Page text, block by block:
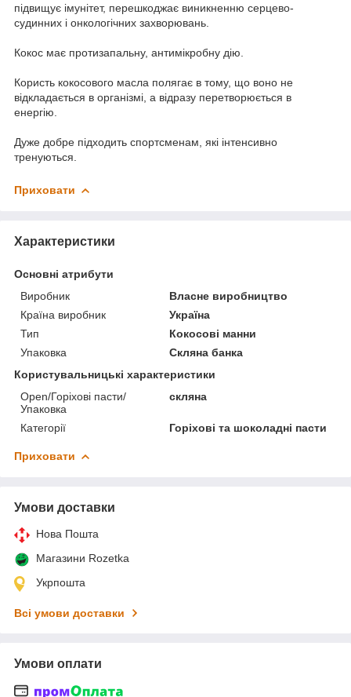
підвищує імунітет, перешкоджає виникненню серцево-
судинних і онкологічних захворювань.
Кокос має протизапальну, антимікробну дію.
Користь кокосового масла полягає в тому, що воно не
відкладається в організмі, а відразу перетворюється в
енергію.
Дуже добре підходить спортсменам, які інтенсивно
тренуються.
Приховати
Характеристики
Основні атрибути
Виробник
Власне виробництво
Країна виробник
Україна
Тип
Кокосові манни
Упаковка
Скляна банка
Користувальницькі характеристики
Open/Горіхові пасти/
Упаковка
скляна
Категорії Горіхові та шоколадні пасти
Приховати
Умови доставки
Нова Пошта
Магазини Rozetka
Укрпошта
Всі умови доставки
Умови оплати